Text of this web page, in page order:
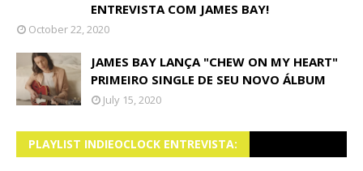
ENTREVISTA COM JAMES BAY!
October 22, 2020
JAMES BAY LANÇA "CHEW ON MY HEART"
PRIMEIRO SINGLE DE SEU NOVO ÁLBUM
July 15, 2020
PLAYLIST INDIEOCLOCK ENTREVISTA: